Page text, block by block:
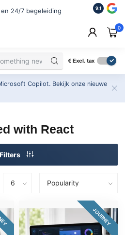
24/7 begeleiding
ISO
2.500+
9.1
0
€ Excl. tax
Copilot. Bekijk onze nieuwe
with React
Filters
JOURNEY